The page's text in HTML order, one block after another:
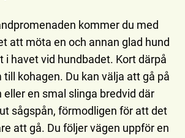
kommer du med
att möta en och annan glad hund
i havet vid hundbadet. Kort därpå
kohagen. Du kan välja att gå på
eller en smal slinga bredvid där
sågspån, förmodligen för att det
att gå. Du följer vägen uppför en